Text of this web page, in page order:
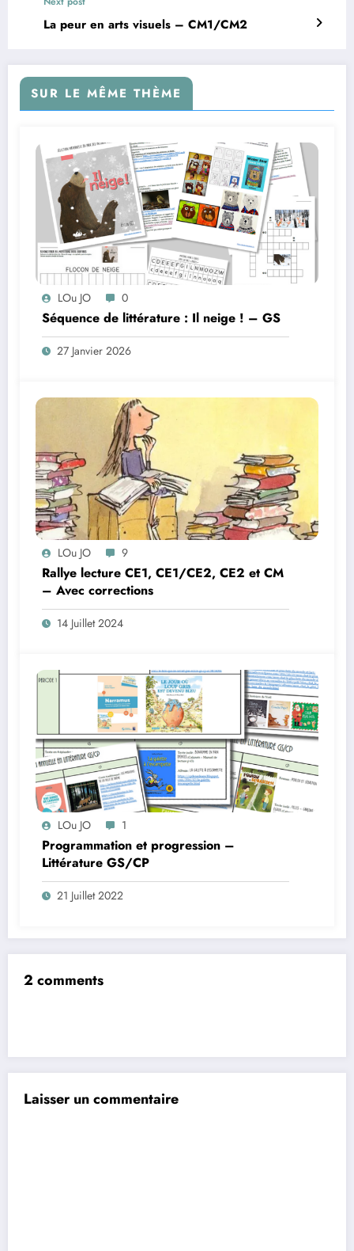
La peur en arts visuels – CM1/CM2
SUR LE MÊME THÈME
LOu JO 0
Séquence de littérature : Il neige ! – GS
27 Janvier 2026
LOu JO 9
Rallye lecture CE1, CE1/CE2, CE2 et CM
– Avec corrections
14 Juillet 2024
LOu JO 1
Programmation et progression –
Littérature GS/CP
21 Juillet 2022
2 comments
Laisser un commentaire